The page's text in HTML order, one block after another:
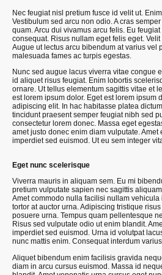
Nec feugiat nisl pretium fusce id velit ut.
Vestibulum sed arcu non odio. A cras
quam. Arcu dui vivamus arcu felis. Eu
consequat. Risus nullam eget felis eget. Velit
Augue ut lectus arcu bibendum at varius vel
malesuada fames ac turpis egestas.
Nunc sed augue lacus viverra vitae congue
id aliquet risus feugiat. Enim lobortis
ornare. Ut tellus elementum sagittis vitae et
est lorem ipsum dolor. Eget est lorem ipsum
adipiscing elit. In hac habitasse platea
tincidunt praesent semper feugiat nibh sed
consectetur lorem donec. Massa eget
amet justo donec enim diam vulputate. Amet
imperdiet sed euismod. Ut eu sem integer
Eget nunc scelerisque
Viverra mauris in aliquam sem. Eu mi
pretium vulputate sapien nec sagittis
Amet commodo nulla facilisi nullam vehicula
tortor at auctor urna. Adipiscing tristique
posuere urna. Tempus quam pellentesque
Risus sed vulputate odio ut enim blandit.
imperdiet sed euismod. Urna id volutpat
nunc mattis enim. Consequat interdum
Aliquet bibendum enim facilisis gravida
diam in arcu cursus euismod. Massa id